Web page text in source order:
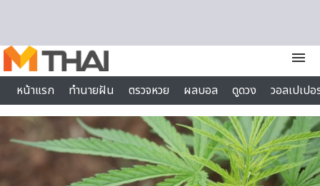
menu
หน้าแรก
ทำนายฝัน ตรวจหวย ผลบอล ดูดวง
วอลเปเป
ไลฟ์สไตล์